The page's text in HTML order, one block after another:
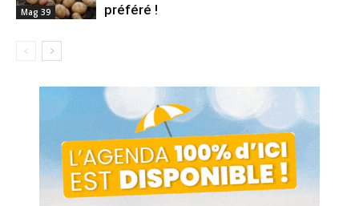
Mag 39
préféré !